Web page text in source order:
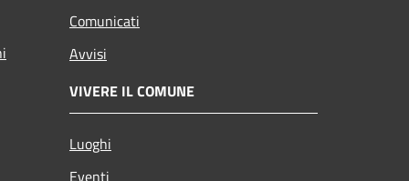
Comunicati
Avvisi
VIVERE IL COMUNE
Luoghi
Eventi